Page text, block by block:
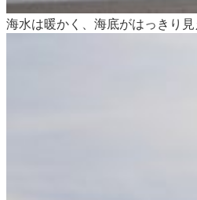
海水は暖かく、海底がはっきり見